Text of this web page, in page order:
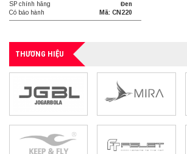
SP chính hãng
Có bảo hành
Đen
Mã: CN220
THƯƠNG HIỆU